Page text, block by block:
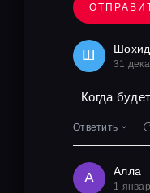
Ш
31
Когда
Ответить
А Алла
1